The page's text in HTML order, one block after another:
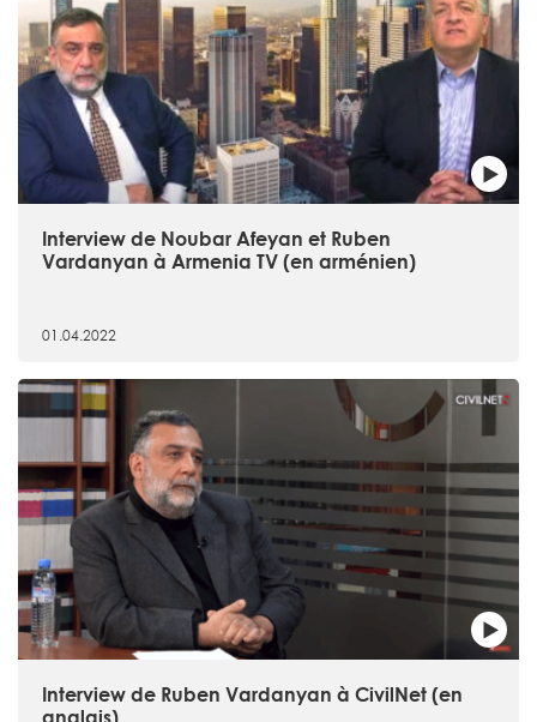
Interview de Noubar Afeyan et Ruben
Vardanyan à Armenia TV (en arménien)
01.04.2022
Interview de Ruben Vardanyan à CivilNet (en